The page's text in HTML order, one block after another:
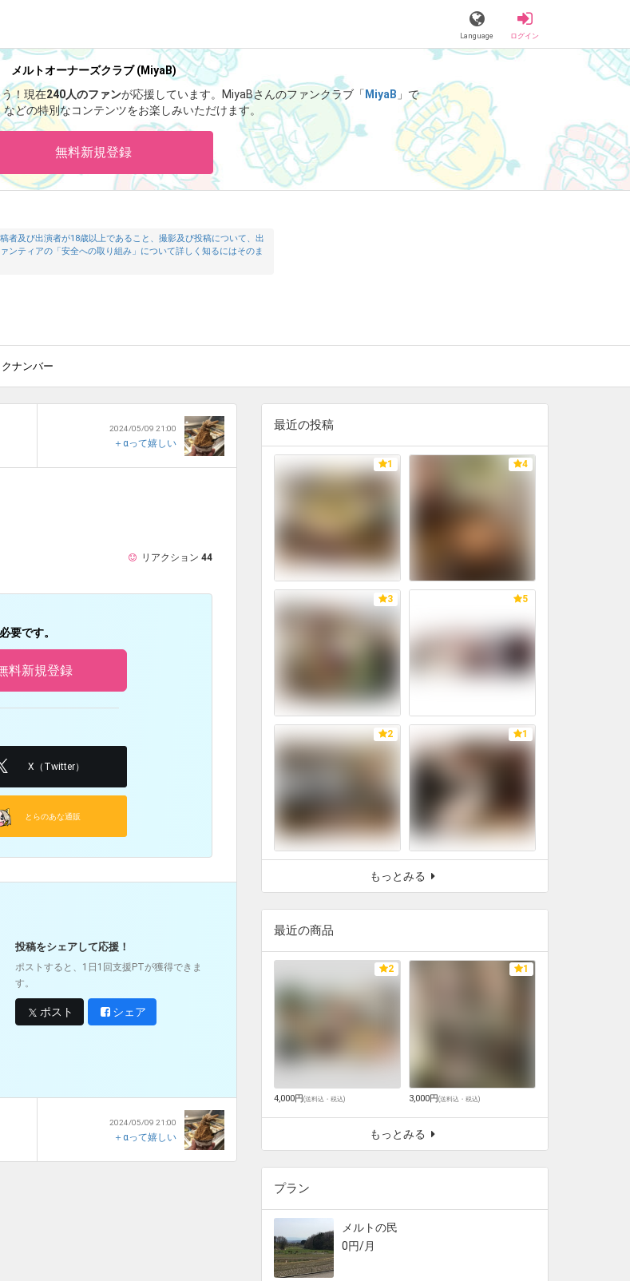
Language ログイン
メルトオーナーズクラブ (MiyaB)
！ 現在240人のファンが応援しています。 MiyaBさんのファンクラブ「 MiyaB 」で
などの特別なコンテンツをお楽しみいただけます。
無料新規登録
者及び出演者が18歳以上であること、撮影及び投稿について、出
ンティアの「安全への取り組み」について詳しく知るにはそのま
ナンバー
2024/05/09 21:00
＋αって嬉しい
リアクション 44
要です。
料新規登録
X（Twitter）
とらのあな通販
投稿をシェアして応援！
ポストすると、1日1回支援PTが獲得できま
す。
ポスト シェア
2024/05/09 21:00
＋αって嬉しい
最近の投稿
1 4
3 5
2 1
もっとみる
最近の商品
2
4,000円(送料込・税込)
1
3,000円(送料込・税込)
もっとみる
プラン
メルトの民
0円/月